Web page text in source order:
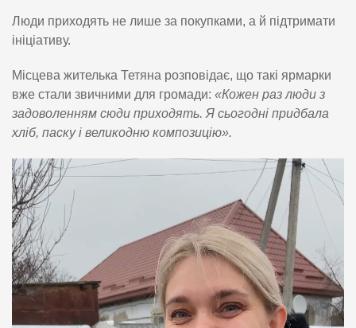
Люди приходять не лише за покупками, а й підтримати
ініціативу.
Місцева жителька Тетяна розповідає, що такі ярмарки
вже стали звичними для громади: «Кожен раз люди з
задоволенням сюди приходять. Я сьогодні придбала
хліб, паску і великодню композицію».